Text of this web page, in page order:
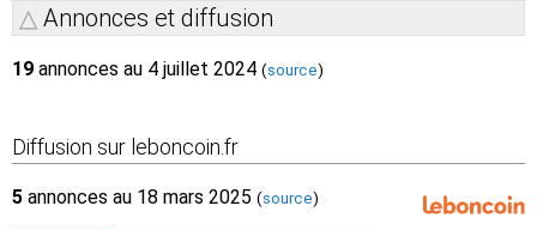
Annonces et diffusion
19 annonces au 4 juillet 2024 (source)
Diffusion sur leboncoin.fr
5 annonces au 18 mars 2025 (source)